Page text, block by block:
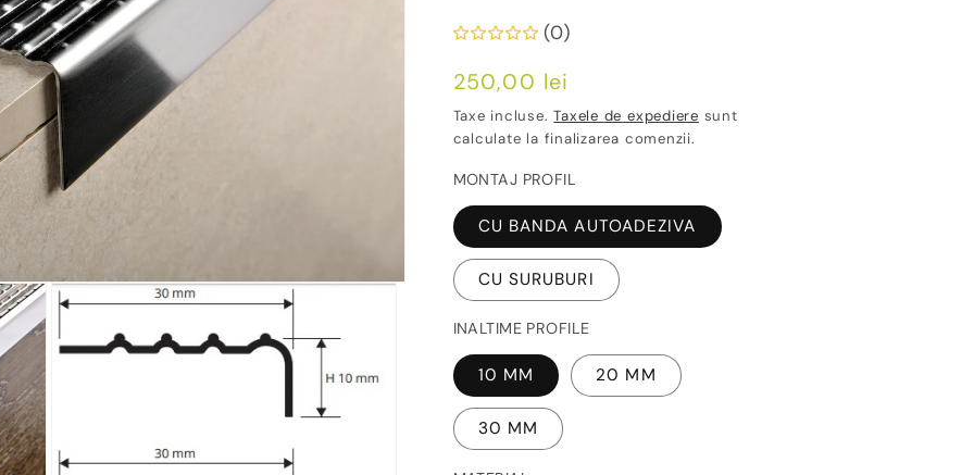
(0)
Preț
obișnuit
250,00 lei
Taxe incluse.Taxele de expediere sunt
calculate la finalizarea comenzii.
MONTAJ PROFIL
CU BANDA AUTOADEZIVA
CU SURUBURI
INALTIME PROFILE
10 MM 20 MM
30 MM